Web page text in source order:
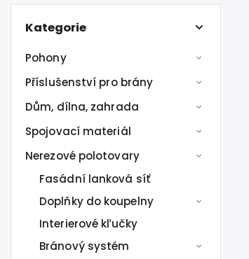
Kategorie
Pohony
Příslušenství pro brány
Dům, dílna, zahrada
Spojovací materiál
Nerezové polotovary
Fasádní lanková síť
Doplňky do koupelny
Interierové kľučky
Bránový systém